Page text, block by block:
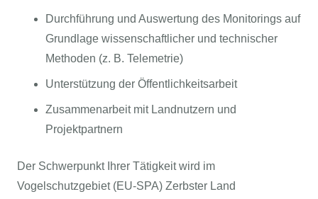
Durchführung und Auswertung des Monitorings auf
Grundlage wissenschaftlicher und technischer
Methoden (z. B. Telemetrie)
Unterstützung der Öffentlichkeitsarbeit
Zusammenarbeit mit Landnutzern und
Projektpartnern
Der Schwerpunkt Ihrer Tätigkeit wird im
Vogelschutzgebiet (EU-SPA) Zerbster Land